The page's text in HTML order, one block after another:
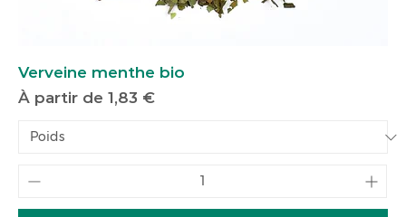
Verveine menthe bio
À partir de 1,83 €
Prix promotionnel